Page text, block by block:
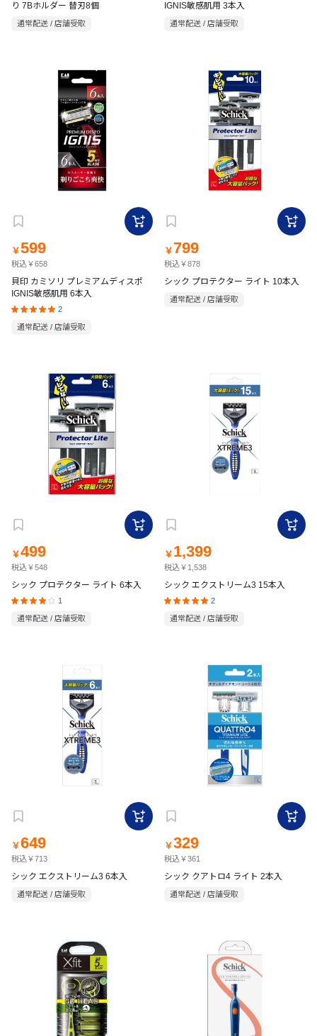
り 7Bホルダー 替刃8個
通常配送 / 店舗受取
IGNIS敏感肌用 3本入
通常配送 / 店舗受取
￥599
税込￥658
貝印 カミソリ プレミアムディスポ
IGNIS敏感肌用 6本入
2
通常配送 / 店舗受取
￥ 799
税込￥878
シック プロテクター ライト 10本入
通常配送 / 店舗受取
￥499
税込￥548
シック プロテクター ライト 6本入
1
通常配送 / 店舗受取
￥ 1,399
税込￥1,538
シック エクストリーム3 15本入
2
通常配送 / 店舗受取
￥649
税込￥713
シック エクストリーム3 6本入
通常配送 / 店舗受取
￥329
税込￥361
シック クアトロ4 ライト 2本入
通常配送 / 店舗受取